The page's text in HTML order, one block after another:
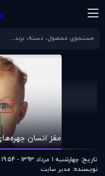
صفحه اصلی مقالات مغز
مغز انسان
تاریخ: چهارشنبه 1 مرداد 1393 - 19:54
نویسنده: مدير سايت